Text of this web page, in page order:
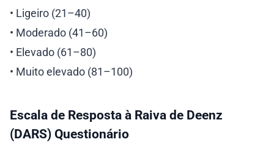
• Ligeiro (21–40)
• Moderado (41–60)
• Elevado (61–80)
• Muito elevado (81–100)
Escala de Resposta à Raiva de Deenz
(DARS) Questionário